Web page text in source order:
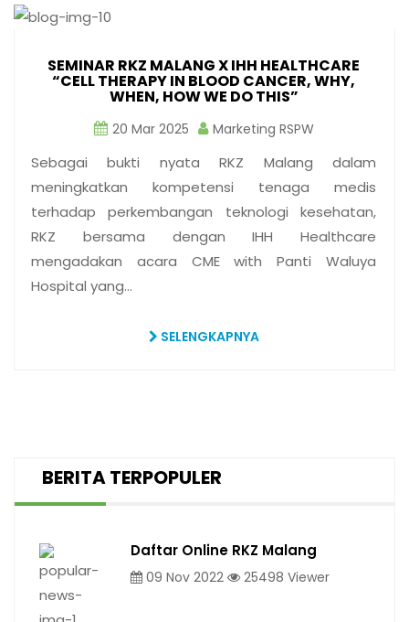
SEMINAR RKZ MALANG X IHH HEALTHCARE
“CELL THERAPY IN BLOOD CANCER, WHY,
WHEN, HOW WE DO THIS”
20 Mar 2025 Marketing RSPW
Sebagai bukti nyata RKZ Malang dalam
meningkatkan kompetensi tenaga medis
terhadap perkembangan teknologi kesehatan,
RKZ bersama dengan IHH Healthcare
mengadakan acara CME with Panti Waluya
Hospital yang…
SELENGKAPNYA
BERITA TERPOPULER
Daftar Online RKZ Malang
09 Nov 2022 25498 Viewer